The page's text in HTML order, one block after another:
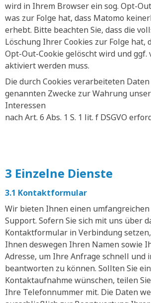
wird in Ihrem Browser ein sog. Opt-
was zur Folge hat, dass Matomo
erhebt. Bitte beachten Sie, dass die
Löschung Ihrer Cookies zur Folge hat,
Opt-Out-Cookie gelöscht wird und
aktiviert werden muss.
Die durch Cookies verarbeiteten
genannten Zwecke zur Wahrung
Interessen
nach Art. 6 Abs. 1 S. 1 lit. f DSGVO
3 Einzelne Dienste
3.1 Kontaktformular
Wir bieten Ihnen einen
Support. Sofern Sie sich mit uns über
Kontaktformular in Verbindung
Ihnen deswegen Ihren Namen sowie
Adresse, um Ihre Anfrage schnell und
beantworten zu können. Sollten Sie
Kontaktaufnahme wünschen, teilen
Ihre Telefonnummer mit. Die Daten